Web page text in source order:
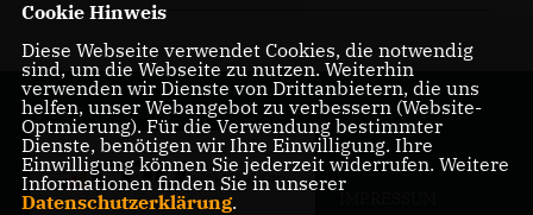
Cookie Hinweis
Diese Webseite verwendet Cookies, die notwendig
sind, um die Webseite zu nutzen. Weiterhin
verwenden wir Dienste von Drittanbietern, die uns
helfen, unser Webangebot zu verbessern (Website-
Optmierung). Für die Verwendung bestimmter
Dienste, benötigen wir Ihre Einwilligung. Ihre
Einwilligung können Sie jederzeit widerrufen. Weitere
Informationen finden Sie in unserer
Datenschutzerklärung.